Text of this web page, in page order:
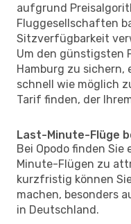
aufgrund
Fluggesellschaften
Sitzverfügbarkeit
Um den günstigsten
Hamburg zu sichern,
schnell wie möglich
Tarif finden, der
Last-Minute-Flüge
Bei Opodo finden
Minute-Flügen zu
kurzfristig können
machen, besonders
in Deutschland.